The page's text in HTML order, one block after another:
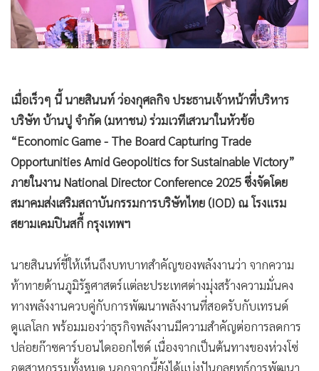
• กีฬา
• ต่างประเทศ
• Special Scoop
• จีน
• ชุมชน-คุณภาพชีวิต
• อาชญากรรม
• Motoring
• เกม
• วิทยาศาสตร์
• SMEs
• อินโดจีน
• กองทุนรวม
Celeb Online
• Factcheck
ญี่ปุ่น
เมื่อเร็วๆ นี้ นายสินนท์ ว่องกุศลกิจ ประธานเจ้าหน้าที่บริหาร
บริษัท บ้านปู จำกัด (มหาชน) ร่วมเวทีเสวนาในหัวข้อ
“Economic Game - The Board Capturing Trade
Opportunities Amid Geopolitics for Sustainable Victory”
ภายในงาน National Director Conference 2025 ซึ่งจัดโดย
สมาคมส่งเสริมสถาบันกรรมการบริษัทไทย (IOD) ณ โรงแรม
สยามเคมปินสกี้ กรุงเทพฯ
นายสินนท์ชี้ให้เห็นถึงบทบาทสำคัญของพลังงานว่า จากความ
ท้าทายด้านภูมิรัฐศาสตร์แต่ละประเทศต่างมุ่งสร้างความมั่นคง
ทางพลังงานควบคู่กับการพัฒนาพลังงานที่สอดรับกับเทรนด์
ดูแลโลก พร้อมมองว่าธุรกิจพลังงานมีความสำคัญต่อการลดการ
ปล่อยก๊าซคาร์บอนไดออกไซด์ เนื่องจากเป็นต้นทางของห่วงโซ่
อุตสาหกรรมทั้งหมด นอกจากนี้ยังได้แบ่งปันกลยุทธ์การพัฒนา